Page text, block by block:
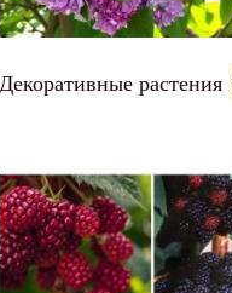
Декоративные растения